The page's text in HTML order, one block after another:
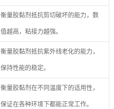
衡量胶黏剂抵抗剪切破坏的能力，数
值越高，粘接力越强。
衡量胶黏剂抵抗紫外线老化的能力，
保持性能的稳定。
衡量胶黏剂在不同温度下的适用性，
保证在各种环境下都能正常工作。